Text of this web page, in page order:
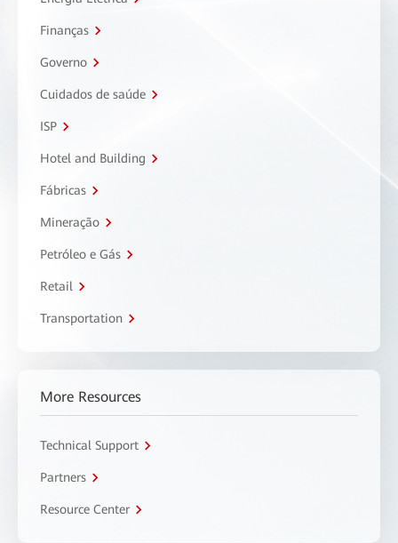
Finanças
Governo
Cuidados de saúde
ISP
Hotel and Building
Fábricas
Mineração
Petróleo e Gás
Retail
Transportation
More Resources
Technical Support
Partners
Resource Center